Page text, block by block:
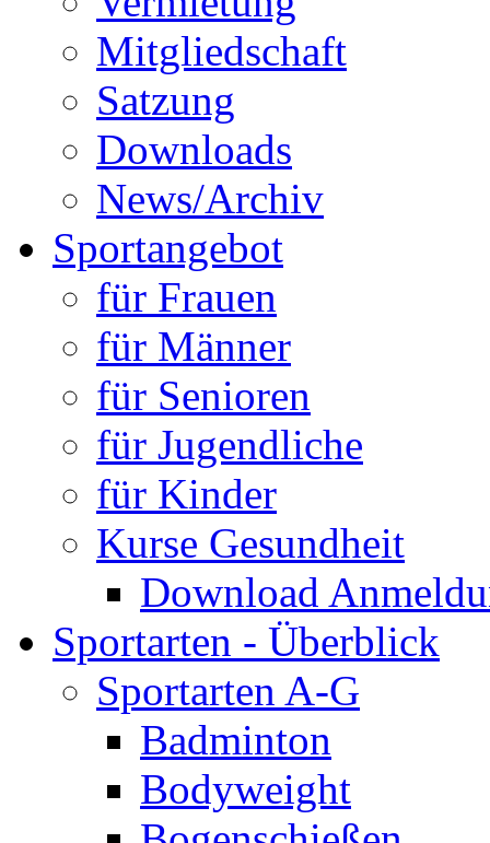
Mitgliedschaft
Satzung
Downloads
News/Archiv
Sportangebot
für Frauen
für Männer
für Senioren
für Jugendliche
für Kinder
Kurse Gesundheit
Download
Sportarten - Überblick
Sportarten A-G
Badminton
Bodyweight